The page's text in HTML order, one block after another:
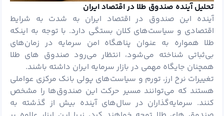
تحلیل آینده صندوق طلا در اقتصاد ایران
آینده این صندوق در اقتصاد ایران به شدت به شرایط
اقتصادی و سیاست‌های کلان بستگی دارد. با توجه به اینکه
طلا همواره به عنوان پناهگاه امن سرمایه در زمان‌های
بی‌ثباتی شناخته می‌شود، انتظار می‌رود صندوق‌ های طلا
همچنان جایگاه مهمی در بازار سرمایه ایران داشته باشند.
تغییرات نرخ ارز، تورم و سیاست‌های پولی بانک مرکزی عواملی
هستند که می‌توانند مسیر حرکت این صندوق‌ها را مشخص
کنند. سرمایه‌گذاران در سال‌های آینده بیش از گذشته به